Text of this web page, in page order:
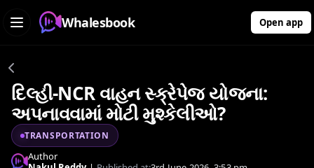
Whalesbook Open app
દિલ્હી-NCR વાહન સ્ક્રેપેજ યોજના:
અપનાવવામાં મોટી મુશ્કેલીઓ?
TRANSPORTATION
Author